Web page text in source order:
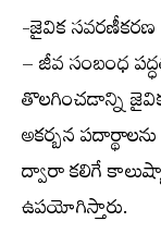
-జైవిక సవరణీకరణ
– జీవ సంబంధ
తొలగించడాన్ని
అకర్బన
ద్వారా కలిగే
ఉపయోగిస్తారు.